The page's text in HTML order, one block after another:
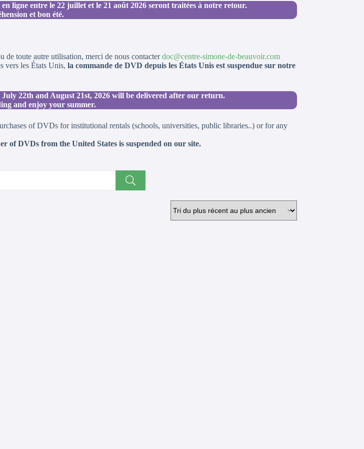
ligne entre le 22 juillet et le 21 août 2026 seront traitées à notre retour.
et bon été.
de toute autre utilisation, merci de nous contacterdoc@centre-simone-de-beauvoir.com
vers les États Unis, la commande de DVD depuis les États Unis est suspendue sur notre
22th and August 21st, 2026 will be delivered after our return.
and enjoy your summer.
of DVDs for institutional rentals (schools, universities, public libraries..) or for any
of DVDs from the United States is suspended on our site.